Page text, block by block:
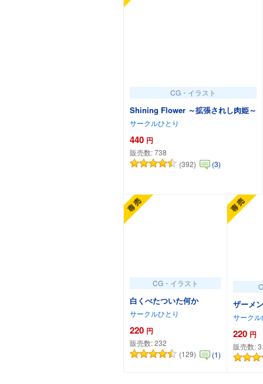
CG・イラスト
Shining Flower ～拡張されし肉姫～
サークルひとり
440 円
販売数:738
(392)
(3)
CG・イラスト
白くべたついた何か
サークルひとり
220 円
販売数:232
(129)
(1)
カートに追加
ザーメ
サーク
220 円
販売数: